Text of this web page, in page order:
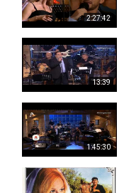
2:27:42
13:39
1:45:30